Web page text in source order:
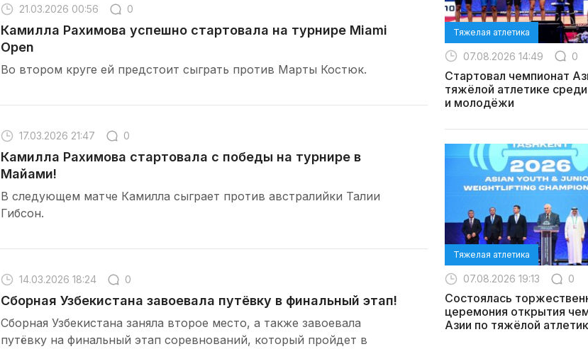
21.03.2026 00:56 0
Камилла Рахимова успешно стартовала на турнире Miami
Open
Во втором круге ей предстоит сыграть против Марты Костюк.
17.03.2026 21:47 0
Камилла Рахимова стартовала с победы на турнире в
Майами!
В следующем матче Камилла сыграет против австралийки Талии
Гибсон.
14.03.2026 18:24 0
Сборная Узбекистана завоевала путёвку в финальный этап!
Сборная Узбекистана заняла второе место, а также завоевала
путёвку на финальный этап соревнований, который пройдет в
Тяжелая атлетика
07.08.2026 14:49 0
Стартовал чемпионат
тяжёлой атлетике
и молодёжи
Тяжелая атлетика
07.08.2026 19:13 0
Состоялась
церемония открытия
Азии по тяжёлой